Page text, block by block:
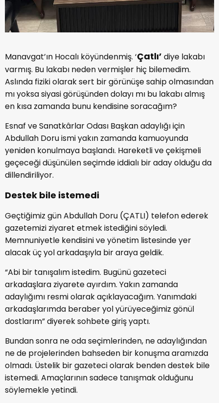
Manavgat’ın Hocalı köyündenmiş. ‘Çatlı’ diye lakabı
varmış. Bu lakabı neden vermişler hiç bilemedim.
Aslında fiziki olarak sert bir görünüşe sahip olmasından
mı yoksa siyasi görüşünden dolayı mı bu lakabı almış
en kısa zamanda bunu kendisine soracağım?
Esnaf ve Sanatkârlar Odası Başkan adaylığı için
Abdullah Doru ismi yakın zamanda kamuoyunda
yeniden konulmaya başlandı. Hareketli ve çekişmeli
geçeceği düşünülen seçimde iddialı bir aday olduğu da
dillendiriliyor.
Destek bile istemedi
Geçtiğimiz gün Abdullah Doru (ÇATLI) telefon ederek
gazetemizi ziyaret etmek istediğini söyledi.
Memnuniyetle kendisini ve yönetim listesinde yer
alacak üç yol arkadaşıyla bir araya geldik.
“Abi bir tanışalım istedim. Bugünü gazeteci
arkadaşlara ziyarete ayırdım. Yakın zamanda
adaylığımı resmi olarak açıklayacağım. Yanımdaki
arkadaşlarımda beraber yol yürüyeceğimiz gönül
dostlarım” diyerek sohbete giriş yaptı.
Bundan sonra ne oda seçimlerinden, ne adaylığından
ne de projelerinden bahseden bir konuşma aramızda
olmadı. Üstelik bir gazeteci olarak benden destek bile
istemedi. Amaçlarının sadece tanışmak olduğunu
söylemekle yetindi.